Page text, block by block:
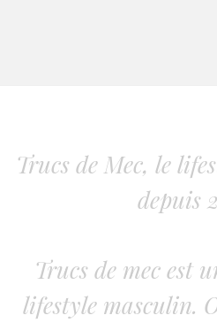
Trucs de Mec, le
depuis
Trucs de mec est
lifestyle masculin.